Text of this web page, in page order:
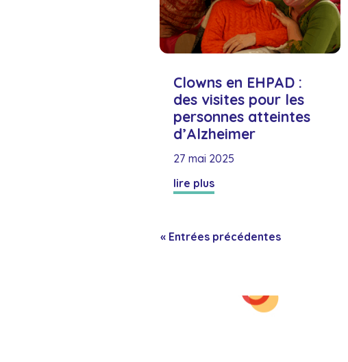
Clowns en EHPAD :
des visites pour les
personnes atteintes
d’Alzheimer
27 mai 2025
lire plus
« Entrées précédentes